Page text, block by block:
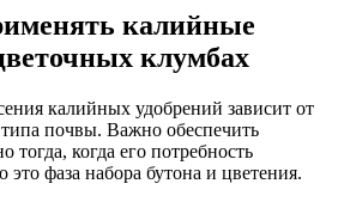
калийные
клумбах
калийных удобрений зависит от
почвы. Важно обеспечить
тогда, когда его потребность
фаза набора бутона и цветения.